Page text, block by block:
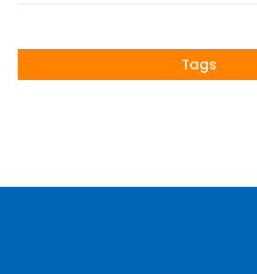
Tags